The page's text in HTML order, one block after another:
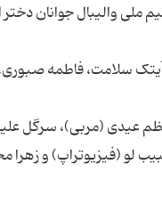
والیبال جوانان دختر
سلامت، فاطمه
عیدی (مربی)، سرگل
لو (فیزیوتراپ) و